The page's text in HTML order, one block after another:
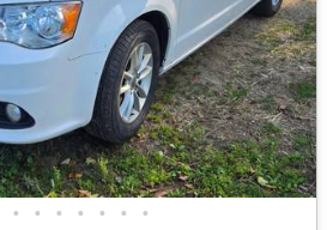
• • • • • • •